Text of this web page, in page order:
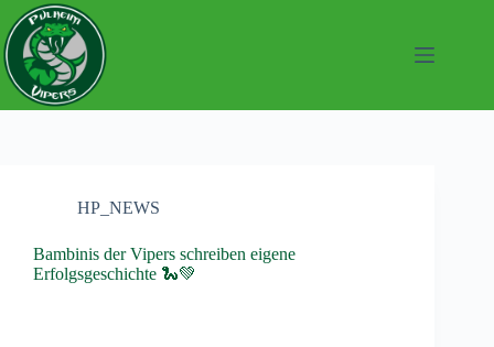
Zum
Inhalt
springen
HP_NEWS
Bambinis der Vipers schreiben eigene
Erfolgsgeschichte 🐍💚